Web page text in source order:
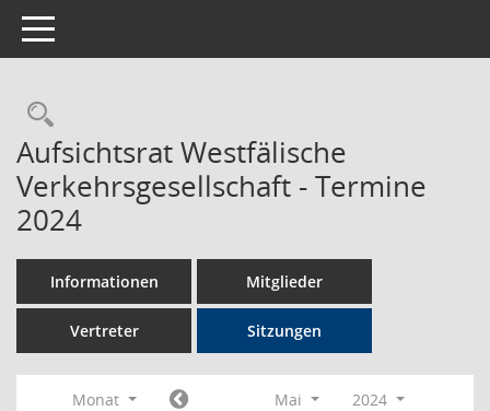
Toggle navigation
Rechercheauswahl
Aufsichtsrat Westfälische
Verkehrsgesellschaft - Termine
2024
Informationen Mitglieder
Vertreter Sitzungen
Monat Mai
2024